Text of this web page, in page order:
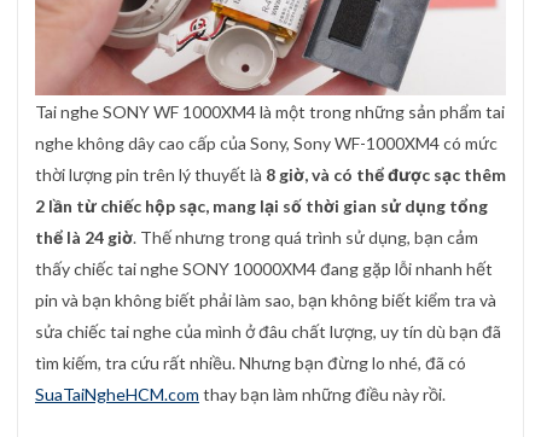
Tai nghe SONY WF 1000XM4 là một trong những sản phẩm tai
nghe không dây cao cấp của Sony, Sony WF-1000XM4 có mức
thời lượng pin trên lý thuyết là 8 giờ, và có thể được sạc thêm
2 lần từ chiếc hộp sạc, mang lại số thời gian sử dụng tổng
thể là 24 giờ. Thế nhưng trong quá trình sử dụng, bạn cảm
thấy chiếc tai nghe SONY 10000XM4 đang gặp lỗi nhanh hết
pin và bạn không biết phải làm sao, bạn không biết kiểm tra và
sửa chiếc tai nghe của mình ở đâu chất lượng, uy tín dù bạn đã
tìm kiếm, tra cứu rất nhiều. Nhưng bạn đừng lo nhé, đã có
SuaTaiNgheHCM.com thay bạn làm những điều này rồi.